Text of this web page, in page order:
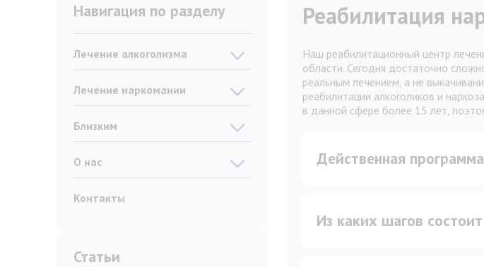
Навигация по разделу
Лечение алкоголизма
Лечение наркомании
Близким
О нас
Контакты
Статьи
Реабилитация
Наш реабилитационный центр
области. Сегодня достаточно
реальным лечением, а не
реабилитации алкоголиков и
в данной сфере более 15 лет,
Действенная
Из каких шагов